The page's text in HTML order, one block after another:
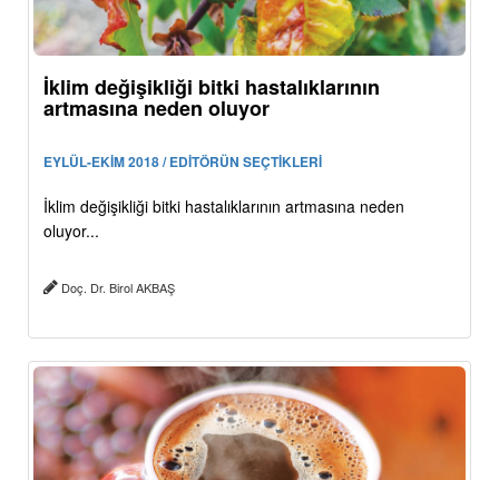
İklim değişikliği bitki hastalıklarının
artmasına neden oluyor
EYLÜL-EKİM 2018 / EDİTÖRÜN SEÇTİKLERİ
İklim değişikliği bitki hastalıklarının artmasına neden
oluyor...
Doç. Dr. Birol AKBAŞ